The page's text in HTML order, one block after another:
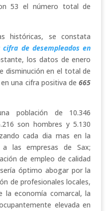
53 el número total de
históricas, se constata
de desempleados en
los datos de enero
disminución en el total de
una cifra positiva de665
población de 10.346
son hombres y 5.130
cada dia mas en la
a las empresas de Sax;
de empleo de calidad
óptimo abogar por la
de profesionales locales,
la economía comarcal, la
elevada en